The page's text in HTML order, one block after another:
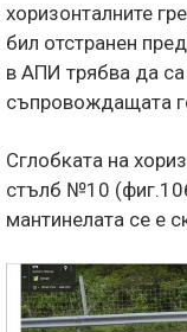
хоризонталните
бил отстранен
в АПИ трябва да
съпровождащата
Сглобката на
стълб №10
мантинелата се е